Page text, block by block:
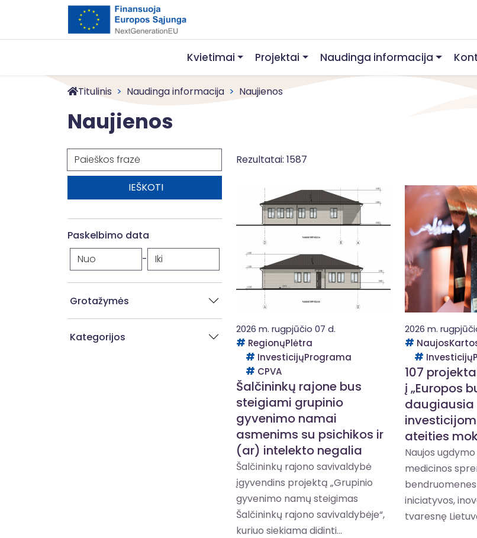
Kvietimai Projektai Naudinga informacija
Titulinis Naudinga informacija Naujienos
Naujienos
Paieška
Paskelbimo data
-
Grotažymės
Kategorijos
Rezultatai: 1587
2026 m. rugpjūčio 07 d.
RegionųPlėtra
InvesticijųPrograma
CPVA
Šalčininkų rajone bus
steigiami grupinio
gyvenimo namai
asmenims su psichikos ir
(ar) intelekto negalia
Šalčininkų rajono savivaldybė
įgyvendins projektą „Grupinio
gyvenimo namų steigimas
Šalčininkų rajono savivaldybėje“,
kuriuo siekiama didinti...
2026 m.
107
į „Europos
daugiausia
ateities
Naujos
medicinos
iniciatyvos,
tvaresnę